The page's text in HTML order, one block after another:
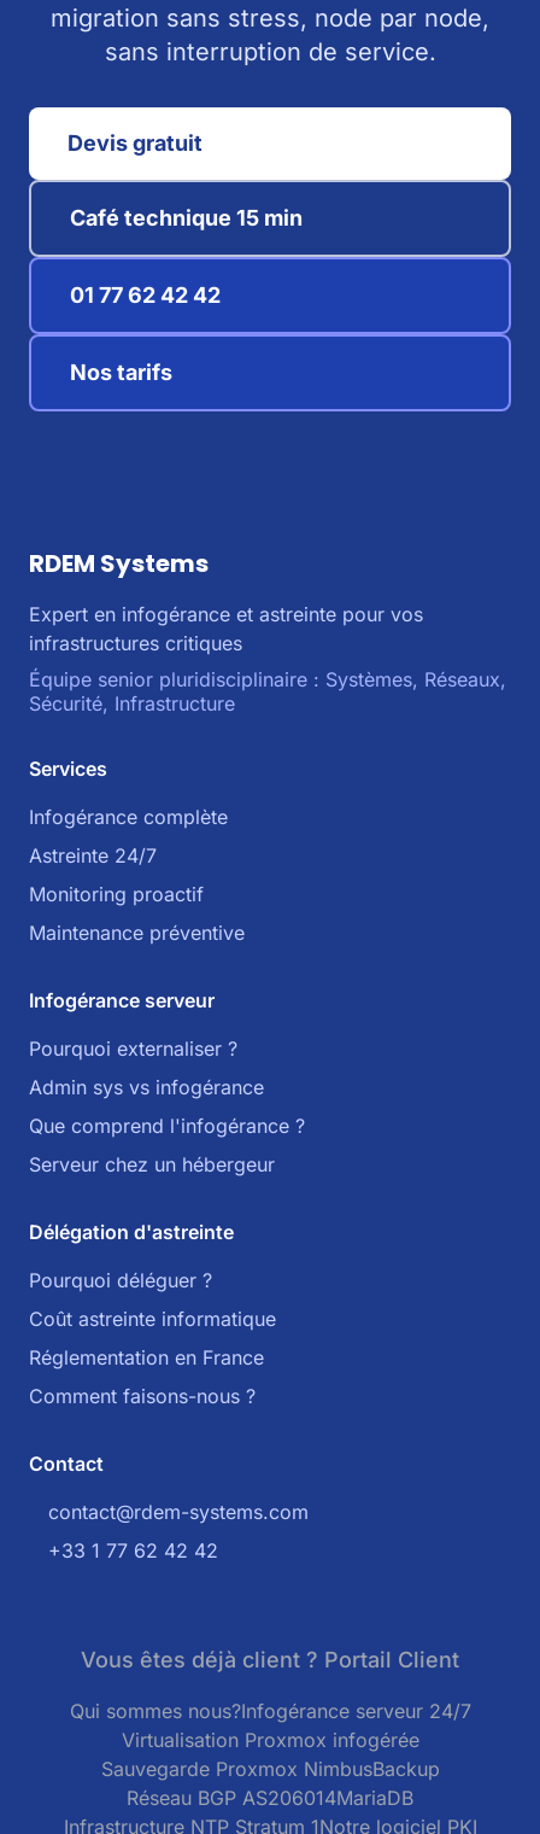
migration sans stress, node par node,
sans interruption de service.
Devis gratuit
Café technique 15 min
01 77 62 42 42
Nos tarifs
RDEM Systems
Expert en infogérance et astreinte pour vos
infrastructures critiques
Équipe senior pluridisciplinaire : Systèmes, Réseaux,
Sécurité, Infrastructure
Services
Infogérance complète
Astreinte 24/7
Monitoring proactif
Maintenance préventive
Infogérance serveur
Pourquoi externaliser ?
Admin sys vs infogérance
Que comprend l'infogérance ?
Serveur chez un hébergeur
Délégation d'astreinte
Pourquoi déléguer ?
Coût astreinte informatique
Réglementation en France
Comment faisons-nous ?
Contact
contact@rdem-systems.com
+33 1 77 62 42 42
Vous êtes déjà client ? Portail Client
Qui sommes nous?Infogérance serveur 24/7
Virtualisation Proxmox infogérée
Sauvegarde Proxmox NimbusBackup
Réseau BGP AS206014MariaDB
Infrastructure NTP Stratum 1Notre logiciel PKI